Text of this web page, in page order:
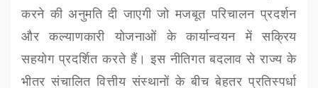
करने की अनुमति दी जाएगी जो मजबूत परिचालन प्रदर्शन
और कल्याणकारी योजनाओं के कार्यान्वयन में सक्रिय
सहयोग प्रदर्शित करते हैं। इस नीतिगत बदलाव से राज्य के
भीतर संचालित वित्तीय संस्थानों के बीच बेहतर प्रतिस्पर्धा